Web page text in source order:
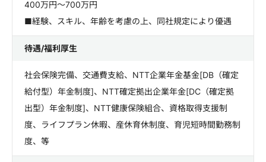
400万円～700万円
■経験、スキル、年齢を考慮の上、同社規定により優遇
待遇/福利厚生
社会保険完備、交通費支給、NTT企業年金基金[DB（確定
給付型）年金制度]、NTT確定拠出企業年金[DC（確定拠
出型）年金制度]、NTT健康保険組合、資格取得支援制
度、ライフプラン休暇、産休育休制度、育児短時間勤務制
度、等